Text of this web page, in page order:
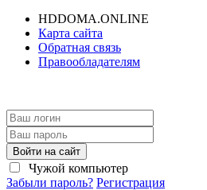
HDDOMA.ONLINE
Карта сайта
Обратная связь
Правообладателям
Войти на сайт
Чужой компьютер
Забыли пароль? Регистрация